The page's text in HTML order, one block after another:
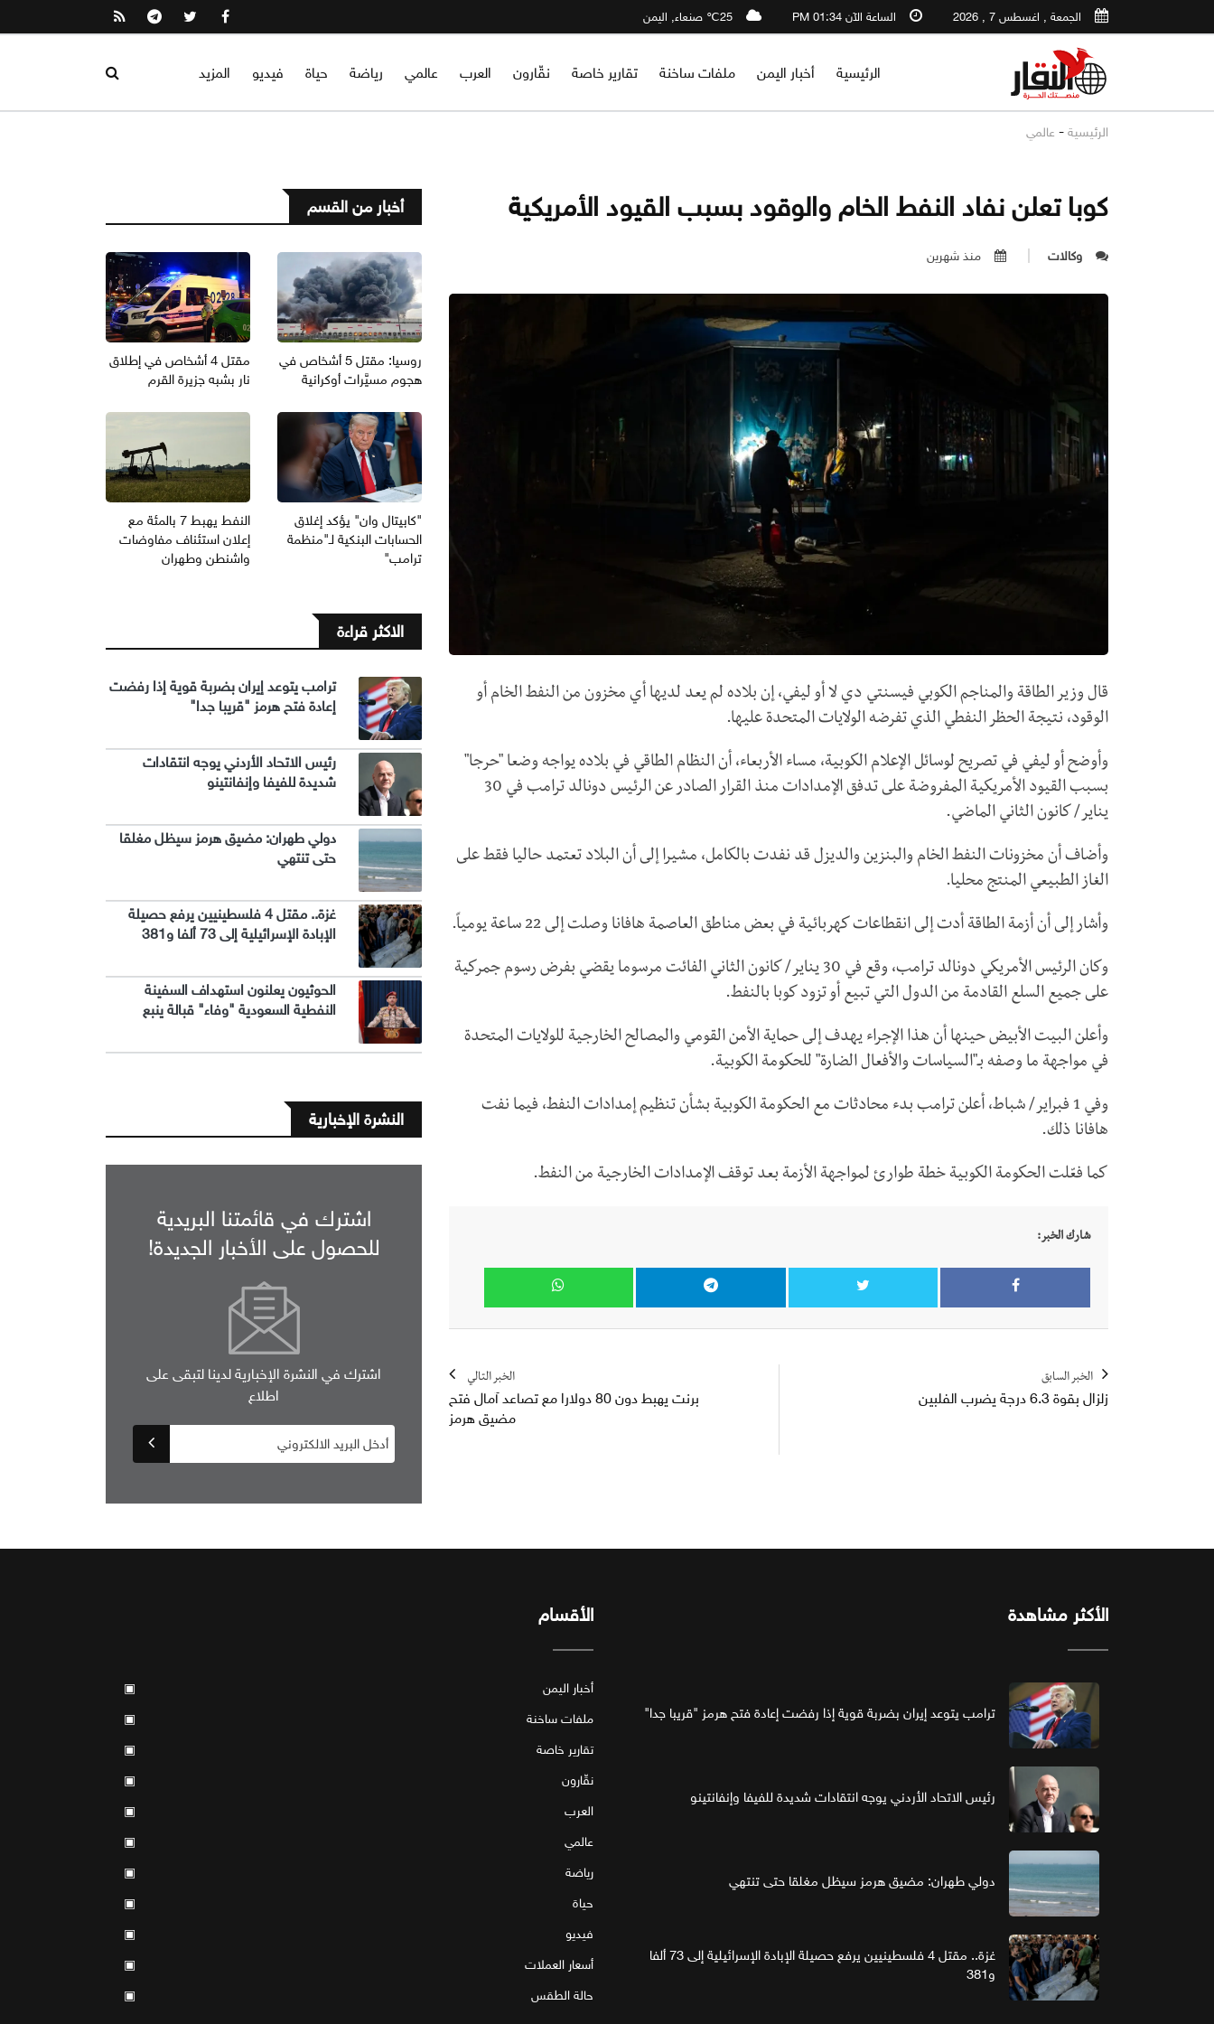
الجمعة , اغسطس 7 , 2026 الساعة الآن 01:34 PM 25℃ صنعاء, اليمن
الرئيسية أخبار اليمن ملفات ساخنة تقارير خاصة نقّارون العرب عالمي رياضة حياة فيديو المزيد
الرئيسية - عالمي
كوبا تعلن نفاد النفط الخام والوقود بسبب القيود الأمريكية
وكالات منذ شهرين
قال وزير الطاقة والمناجم الكوبي فيسنتي دي لا أو ليفي، إن بلاده لم يعد لديها أي مخزون من النفط الخام أو
الوقود، نتيجة الحظر النفطي الذي تفرضه الولايات المتحدة عليها.
وأوضح أو ليفي في تصريح لوسائل الإعلام الكوبية، مساء الأربعاء، أن النظام الطاقي في بلاده يواجه وضعا "حرجا"
بسبب القيود الأمريكية المفروضة على تدفق الإمدادات منذ القرار الصادر عن الرئيس دونالد ترامب في 30
يناير/ كانون الثاني الماضي.
وأضاف أن مخزونات النفط الخام والبنزين والديزل قد نفدت بالكامل، مشيرا إلى أن البلاد تعتمد حاليا فقط على
الغاز الطبيعي المنتج محليا.
وأشار إلى أن أزمة الطاقة أدت إلى انقطاعات كهربائية في بعض مناطق العاصمة هافانا وصلت إلى 22 ساعة يومياً.
وكان الرئيس الأمريكي دونالد ترامب، وقع في 30 يناير/ كانون الثاني الفائت مرسوما يقضي بفرض رسوم جمركية
على جميع السلع القادمة من الدول التي تبيع أو تزود كوبا بالنفط.
وأعلن البيت الأبيض حينها أن هذا الإجراء يهدف إلى حماية الأمن القومي والمصالح الخارجية للولايات المتحدة
في مواجهة ما وصفه بـ"السياسات والأفعال الضارة" للحكومة الكوبية.
وفي 1 فبراير/ شباط، أعلن ترامب بدء محادثات مع الحكومة الكوبية بشأن تنظيم إمدادات النفط، فيما نفت
هافانا ذلك.
كما فعّلت الحكومة الكوبية خطة طوارئ لمواجهة الأزمة بعد توقف الإمدادات الخارجية من النفط.
شارك الخبر:
الخبر السابق
زلزال بقوة 6.3 درجة يضرب الفلبين
الخبر التالي
برنت يهبط دون 80 دولارا مع تصاعد آمال فتح
مضيق هرمز
أخبار من القسم
روسيا: مقتل 5 أشخاص في
هجوم مسيَّرات أوكرانية
مقتل 4 أشخاص في إطلاق
نار بشبه جزيرة القرم
"كابيتال وان" يؤكد إغلاق
الحسابات البنكية لـ"منظمة
ترامب"
النفط يهبط 7 بالمئة مع
إعلان استئناف مفاوضات
واشنطن وطهران
الاكثر قراءة
ترامب يتوعد إيران بضربة قوية إذا رفضت
إعادة فتح هرمز "قريبا جدا"
رئيس الاتحاد الأردني يوجه انتقادات
شديدة للفيفا وإنفانتينو
دولي طهران: مضيق هرمز سيظل مغلقا
حتى تنتهي
غزة.. مقتل 4 فلسطينيين يرفع حصيلة
الإبادة الإسرائيلية إلى 73 ألفا و381
الحوثيون يعلنون استهداف السفينة
النفطية السعودية "وفاء" قبالة ينبع
النشرة الإخبارية
اشترك في قائمتنا البريدية
للحصول على الأخبار الجديدة!
اشترك في النشرة الإخبارية لدينا لتبقى على
اطلاع
الأكثر مشاهدة
ترامب يتوعد إيران بضربة قوية إذا رفضت إعادة فتح هرمز "قريبا جدا"
رئيس الاتحاد الأردني يوجه انتقادات شديدة للفيفا وإنفانتينو
دولي طهران: مضيق هرمز سيظل مغلقا حتى تنتهي
غزة.. مقتل 4 فلسطينيين يرفع حصيلة الإبادة الإسرائيلية إلى 73 ألفا
و381
الأقسام
أخبار اليمن
▣
ملفات ساخنة
▣
تقارير خاصة
▣
نقّارون
▣
العرب
▣
عالمي
▣
رياضة
▣
حياة
▣
فيديو
▣
أسعار العملات
▣
حالة الطقس
▣